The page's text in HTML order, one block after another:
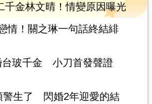
千金林文晴！情變原因曝光
情！關之琳一句話終結緋
台玻千金 小刀首發聲證
警生了 閃婚2年迎愛的結